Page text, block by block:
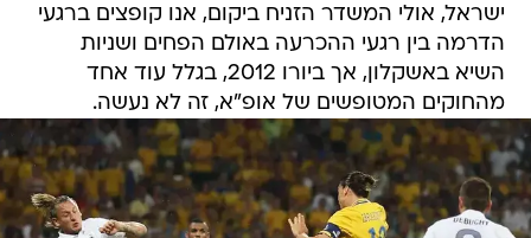
ישראל, אולי המשדר הזניח ביקום, אנו קופצים ברגעי
הדרמה בין רגעי ההכרעה באולם הפחים ושניות
השיא באשקלון, אך ביורו 2012, בגלל עוד אחד
מהחוקים המטופשים של אופ"א, זה לא נעשה.